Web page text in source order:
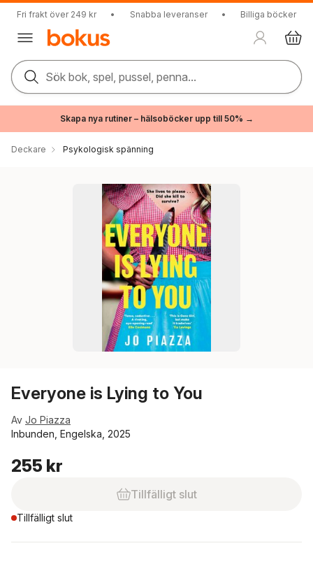
Fri frakt över 249 kr • Snabba leveranser • Billiga böcker
Sök bok, spel, pussel, penna...
Skapa nya rutiner – hälsoböcker upp till 50% →
Deckare Psykologisk spänning
Everyone is Lying to You
Av Jo Piazza
Inbunden, Engelska, 2025
255 kr
Tillfälligt slut
Tillfälligt slut